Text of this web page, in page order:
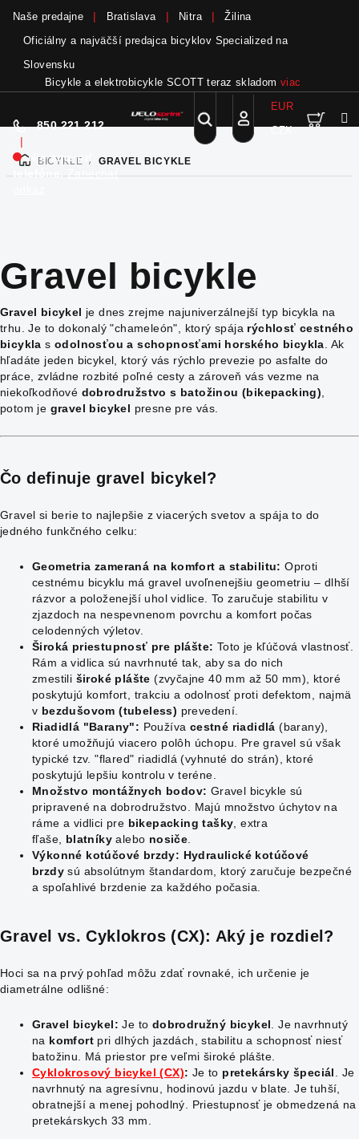
obsah
Naše predajne Bratislava Nitra
Žilina
Oficiálny a najväčší predajca bicyklov Specialized na
Slovensku
Bicykle a elektrobicykle SCOTT teraz skladom viac
850 221 212
|
Nie sme pri
telefóne.Zanechať
Hľadať
Prihlásenie
EUR
CZK
DOMOVBICYKLE / GRAVEL BICYKLE
Gravel bicykle
Gravel bicykel je dnes zrejme najuniverzálnejší typ bicykla na
trhu. Je to dokonalý "chameleón", ktorý spája rýchlosť cestného
bicykla s odolnosťou a schopnosťami horského bicykla . Ak
hľadáte jeden bicykel, ktorý vás rýchlo prevezie po asfalte do
práce, zvládne rozbité poľné cesty a zároveň vás vezme na
niekoľkodňové dobrodružstvo s batožinou (bikepacking)
potom je gravel bicykel presne pre vás.
Čo definuje gravel bicykel ?
Gravel si berie to najlepšie z viacerých svetov a spája to do
jedného funkčného celku:
Geometria zameraná na komfort a stabilitu: Oproti
cestnému bicyklu má gravel uvoľnenejšiu geometriu – dlhší
rázvor a položenejší uhol vidlice. To zaručuje stabilitu v
zjazdoch na nespevnenom povrchu a komfort počas
celodenných výletov.
Široká priestupnosť pre plášte: Toto je kľúčová vlastnosť.
Rám a vidlica sú navrhnuté tak, aby sa do nich
zmestili široké plášte (zvyčajne 40 mm až 50 mm), ktoré
poskytujú komfort, trakciu a odolnosť proti defektom, najmä
v bezdušovom (tubeless) prevedení.
Riadidlá "Barany": Používa cestné riadidlá (barany),
ktoré umožňujú viacero polôh úchopu. Pre gravel sú však
typické tzv. "flared" riadidlá (vyhnuté do strán), ktoré
poskytujú lepšiu kontrolu v teréne.
Množstvo montážnych bodov: Gravel bicykle sú
pripravené na dobrodružstvo. Majú množstvo úchytov na
ráme a vidlici pre bikepacking tašky , extra
fľaše,
blatníky alebo nosiče
Výkonné kotúčové brzdy: Hydraulické kotúčové
brzdy sú absolútnym štandardom, ktorý zaručuje bezpečné
a spoľahlivé brzdenie za každého počasia.
Gravel vs. Cyklokros (CX): Aký je rozdiel?
Hoci sa na prvý pohľad môžu zdať rovnaké, ich určenie je
diametrálne odlišné:
Gravel bicykel: Je to dobrodružný bicykel . Je navrhnutý
na komfort pri dlhých jazdách, stabilitu a schopnosť niesť
batožinu. Má priestor pre veľmi široké plášte.
Cyklokrosový bicykel (CX): Je to pretekársky špeciál
. Je
navrhnutý na agresívnu, hodinovú jazdu v blate. Je tuhší,
obratnejší a menej pohodlný. Priestupnosť je obmedzená na
pretekárskych 33 mm.